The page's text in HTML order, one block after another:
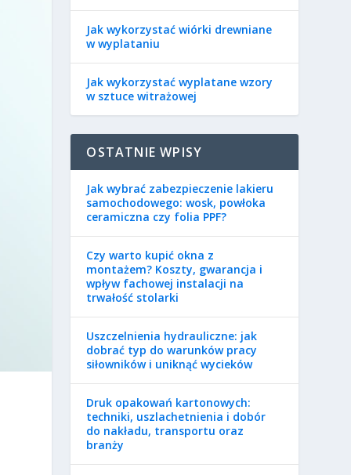
Jak wykorzystać wiórki drewniane
w wyplataniu
Jak wykorzystać wyplatane wzory
w sztuce witrażowej
OSTATNIE WPISY
Jak wybrać zabezpieczenie lakieru
samochodowego: wosk, powłoka
ceramiczna czy folia PPF?
Czy warto kupić okna z
montażem? Koszty, gwarancja i
wpływ fachowej instalacji na
trwałość stolarki
Uszczelnienia hydrauliczne: jak
dobrać typ do warunków pracy
siłowników i uniknąć wycieków
Druk opakowań kartonowych:
techniki, uszlachetnienia i dobór
do nakładu, transportu oraz
branży